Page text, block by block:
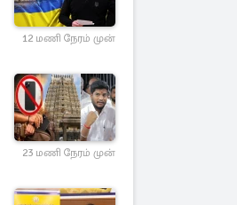
12 மணி நேரம் முன்
23 மணி நேரம் முன்